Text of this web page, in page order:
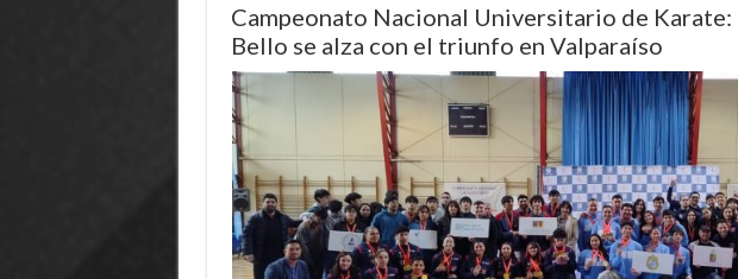
Campeonato Nacional Universitario de
Bello se alza con el triunfo en Valparaíso